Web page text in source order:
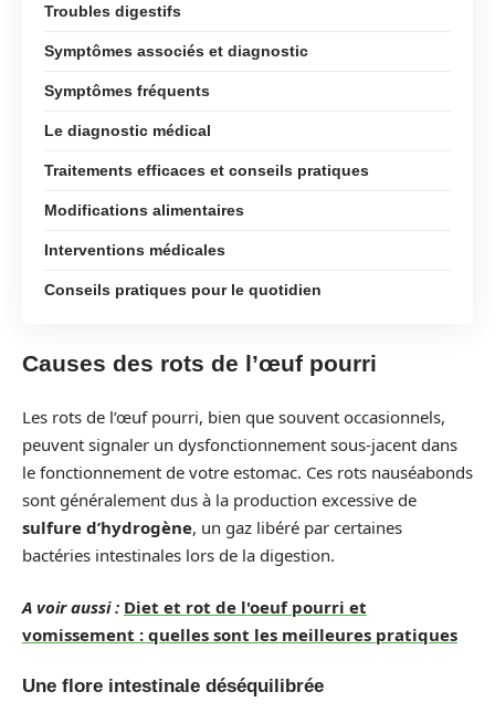
Troubles digestifs
Symptômes associés et diagnostic
Symptômes fréquents
Le diagnostic médical
Traitements efficaces et conseils pratiques
Modifications alimentaires
Interventions médicales
Conseils pratiques pour le quotidien
Causes des rots de l’œuf pourri
Les rots de l’œuf pourri, bien que souvent occasionnels,
peuvent signaler un dysfonctionnement sous-jacent dans
le fonctionnement de votre estomac. Ces rots nauséabonds
sont généralement dus à la production excessive de
sulfure d’hydrogène, un gaz libéré par certaines
bactéries intestinales lors de la digestion.
A voir aussi : Diet et rot de l'oeuf pourri et
vomissement : quelles sont les meilleures pratiques
Une flore intestinale déséquilibrée